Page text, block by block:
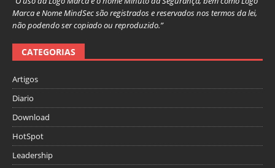
Marca e Nome MindSec são registrados e reservados nos termos da lei,
não podendo ser copiado ou reproduzido.”
CATEGORIAS
Artigos
Diario
Download
HotSpot
Leadership